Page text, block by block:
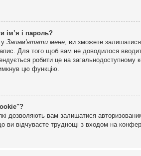
ім’я і пароль?
Запам'ятати мене, ви зможете
Для того щоб вам не доводилося
робити це на загальнодоступному
цю функцію.
дозволяють вам залишатися
ви відчуваєте труднощі з входом на